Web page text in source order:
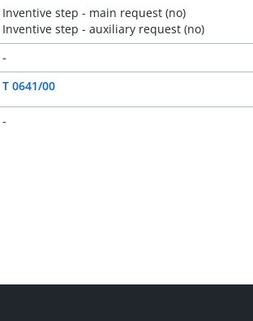
Inventive step - main request (no)
Inventive step - auxiliary request (no)
-
T 0641/00
-